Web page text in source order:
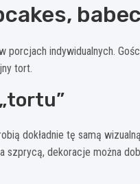
indywidualnych.
tort.
dokładnie tę samą
szprycą, dekoracje można